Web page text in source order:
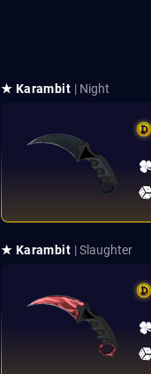
★ Karambit | Night
★ Karambit | Slaughter